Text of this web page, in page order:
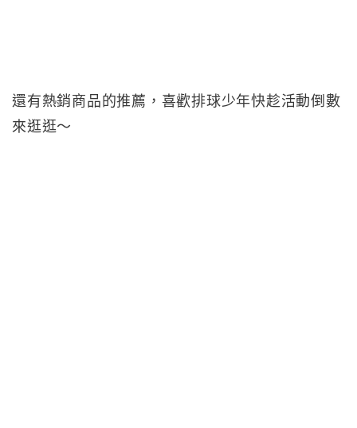
還有熱銷商品的推薦，喜歡排球少年快趁活動倒數
來逛逛～